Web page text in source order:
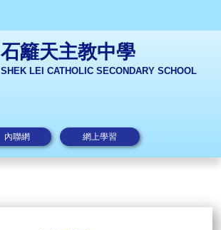
石籬天主教中學
SHEK LEI CATHOLIC SECONDARY SCHOOL
內聯網 網上學習